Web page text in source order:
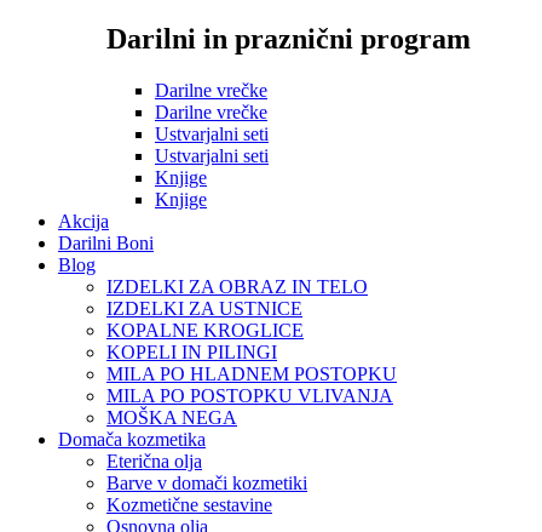
Darilni in praznični program
Darilne vrečke
Darilne vrečke
Ustvarjalni seti
Ustvarjalni seti
Knjige
Knjige
Akcija
Darilni Boni
Blog
IZDELKI ZA OBRAZ IN TELO
IZDELKI ZA USTNICE
KOPALNE KROGLICE
KOPELI IN PILINGI
MILA PO HLADNEM POSTOPKU
MILA PO POSTOPKU VLIVANJA
MOŠKA NEGA
Domača kozmetika
Eterična olja
Barve v domači kozmetiki
Kozmetične sestavine
Osnovna olja